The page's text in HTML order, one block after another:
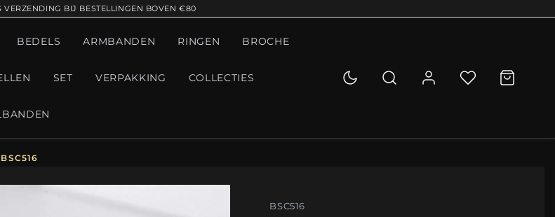
VERZENDING BIJ BESTELLINGEN BOVEN €80
BEDELS ARMBANDEN RINGEN BROCHE
SET VERPAKKING COLLECTIES
BSC516